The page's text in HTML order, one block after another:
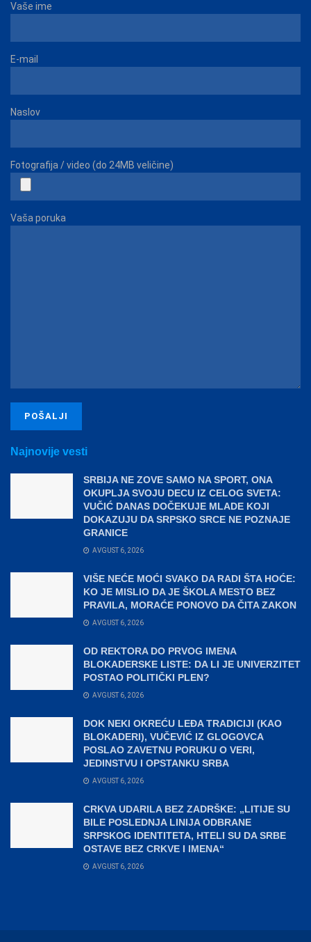
Vaše ime
E-mail
Naslov
Fotografija / video (do 24MB veličine)
Vaša poruka
Najnovije vesti
SRBIJA NE ZOVE SAMO NA SPORT, ONA
OKUPLJA SVOJU DECU IZ CELOG SVETA:
VUČIĆ DANAS DOČEKUJE MLADE KOJI
DOKAZUJU DA SRPSKO SRCE NE POZNAJE
GRANICE
AVGUST 6, 2026
VIŠE NEĆE MOĆI SVAKO DA RADI ŠTA HOĆE:
KO JE MISLIO DA JE ŠKOLA MESTO BEZ
PRAVILA, MORAĆE PONOVO DA ČITA ZAKON
AVGUST 6, 2026
OD REKTORA DO PRVOG IMENA
BLOKADERSKE LISTE: DA LI JE UNIVERZITET
POSTAO POLITIČKI PLEN?
AVGUST 6, 2026
DOK NEKI OKREĆU LEĐA TRADICIJI (KAO
BLOKADERI), VUČEVIĆ IZ GLOGOVCA
POSLAO ZAVETNU PORUKU O VERI,
JEDINSTVU I OPSTANKU SRBA
AVGUST 6, 2026
CRKVA UDARILA BEZ ZADRŠKE: „LITIJE SU
BILE POSLEDNJA LINIJA ODBRANE
SRPSKOG IDENTITETA, HTELI SU DA SRBE
OSTAVE BEZ CRKVE I IMENA“
AVGUST 6, 2026